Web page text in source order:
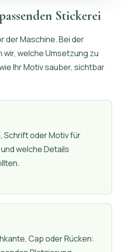
Stickerei
der Maschine. Bei der
welche Umsetzung zu
Ihr Motiv sauber, sichtbar
Schrift oder Motiv für
welche Details
Cap oder Rücken: